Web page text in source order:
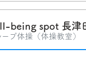
being spot 長津
ープ体操（体操教室）